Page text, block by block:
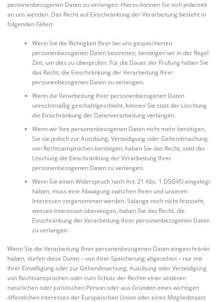
personenbezogenen Daten zu verlangen. Hierzu können Sie sich jederzeit
an uns wenden. Das Recht auf Einschränkung der Verarbeitung besteht in
folgenden Fällen:
Wenn Sie die Richtigkeit Ihrer bei uns gespeicherten
personenbezogenen Daten bestreiten, benötigen wir in der Regel
Zeit, um dies zu überprüfen. Für die Dauer der Prüfung haben Sie
das Recht, die Einschränkung der Verarbeitung Ihrer
personenbezogenen Daten zu verlangen.
Wenn die Verarbeitung Ihrer personenbezogenen Daten
unrechtmäßig geschah/geschieht, können Sie statt der Löschung
die Einschränkung der Datenverarbeitung verlangen.
Wenn wir Ihre personenbezogenen Daten nicht mehr benötigen,
Sie sie jedoch zur Ausübung, Verteidigung oder Geltendmachung
von Rechtsansprüchen benötigen, haben Sie das Recht, statt der
Löschung die Einschränkung der Verarbeitung Ihrer
personenbezogenen Daten zu verlangen.
Wenn Sie einen Widerspruch nach Art. 21 Abs. 1 DSGVO eingelegt
haben, muss eine Abwägung zwischen Ihren und unseren
Interessen vorgenommen werden. Solange noch nicht feststeht,
wessen Interessen überwiegen, haben Sie das Recht, die
Einschränkung der Verarbeitung Ihrer personenbezogenen Daten
zu verlangen.
Wenn Sie die Verarbeitung Ihrer personenbezogenen Daten eingeschränkt
haben, dürfen diese Daten – von ihrer Speicherung abgesehen – nur mit
Ihrer Einwilligung oder zur Geltendmachung, Ausübung oder Verteidigung
von Rechtsansprüchen oder zum Schutz der Rechte einer anderen
natürlichen oder juristischen Person oder aus Gründen eines wichtigen
öffentlichen Interesses der Europäischen Union oder eines Mitgliedstaats